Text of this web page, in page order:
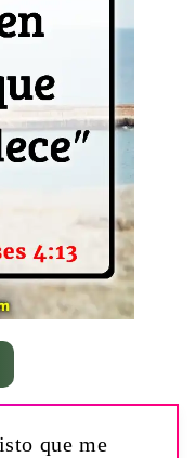
que me